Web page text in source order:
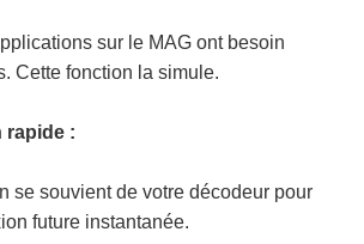
sur le MAG ont besoin
Cette fonction la simule.
rapide :
se souvient de votre décodeur pour
future instantanée.